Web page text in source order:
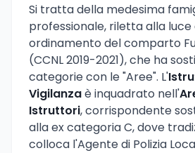
Si tratta della medesima
professionale, riletta alla luce
ordinamento del comparto
(CCNL 2019-2021), che ha
categorie con le "Aree". L'
Vigilanzaè inquadrato nell'
Istruttori, corrispondente
alla ex categoria C, dove
colloca l'Agente di Polizia